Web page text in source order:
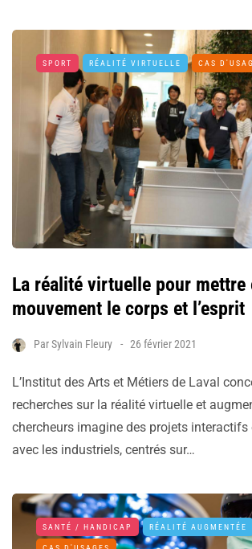
SPORT RÉALITÉ VIRTUELLE CAS
La réalité virtuelle pour mettre
mouvement le corps et l’esprit
ParSylvain Fleury 26 février 2021
L’Institut des Arts et Métiers de Laval
recherches sur la réalité virtuelle et
chercheurs imagine des projets
avec les industriels, centrés sur…
SANTÉ / HANDICAP RÉALITÉ AUGMENTÉE